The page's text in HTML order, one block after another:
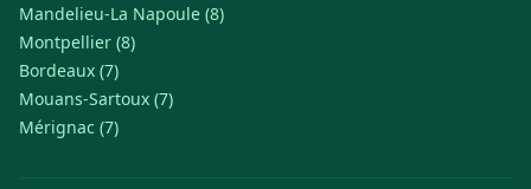
Mandelieu-La Napoule (8)
Montpellier (8)
Bordeaux (7)
Mouans-Sartoux (7)
Mérignac (7)